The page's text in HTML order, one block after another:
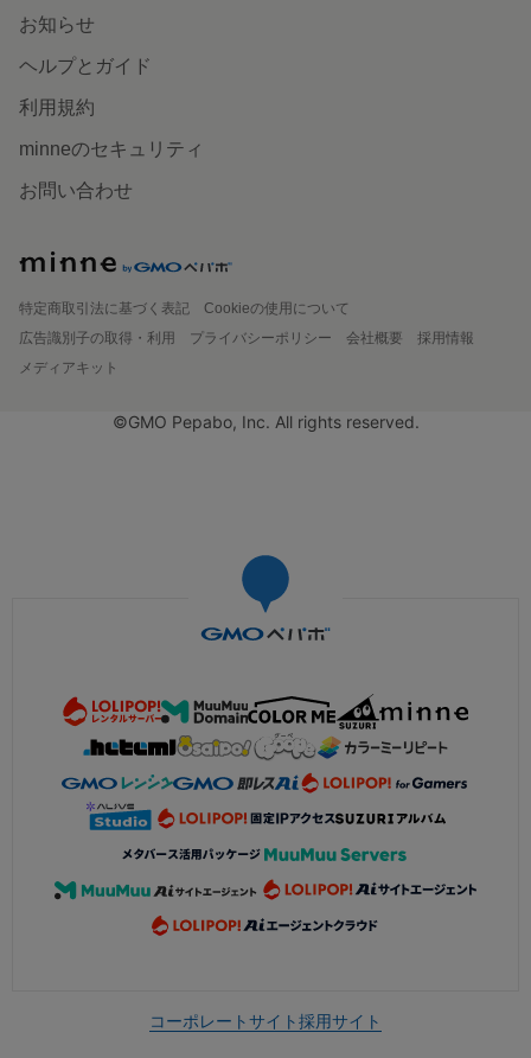
お知らせ
ヘルプとガイド
利用規約
minneのセキュリティ
お問い合わせ
特定商取引法に基づく表記
Cookieの使用について
広告識別子の取得・利用
プライバシーポリシー 会社概要
採用情報
メディアキット
©GMO Pepabo, Inc. All rights reserved.
コーポレートサイト採用サイト